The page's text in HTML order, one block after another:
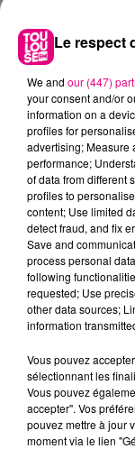
22 juillet 2026
Toulouse :
secteur
Le respect
We and our (447)
your consent and/or
information on a
profiles for
advertising; Measure
performance;
of data from different
profiles to
content; Use limited
detect fraud, and fix
Save and
process personal
following
requested; Use
other data sources;
information
Vous pouvez
sélectionnant les
Vous pouvez
accepter". Vos
pouvez mettre à jour
moment via le lien